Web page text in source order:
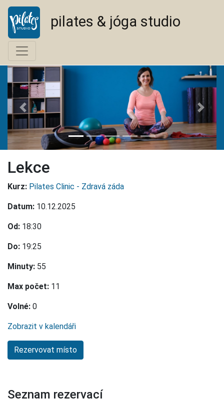
pilates & jóga studio
<-- -->
Lekce
Kurz: Pilates Clinic - Zdravá záda
Datum: 10.12.2025
Od: 18:30
Do: 19:25
Minuty: 55
Max počet: 11
Volné: 0
Zobrazit v kalendáři
Seznam rezervací